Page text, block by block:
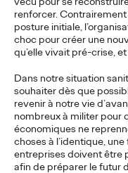
renforcer.
posture initiale,
choc pour créer une
qu’elle vivait pré-crise,
Dans notre situation
souhaiter dès que
revenir à notre vie
nombreux à militer pour
économiques ne
choses à l’identique,
entreprises doivent être
afin de préparer le futur
Director
Ogilvy Paris
Ogilvy Paris announces
Strategic Planning
More→
READ